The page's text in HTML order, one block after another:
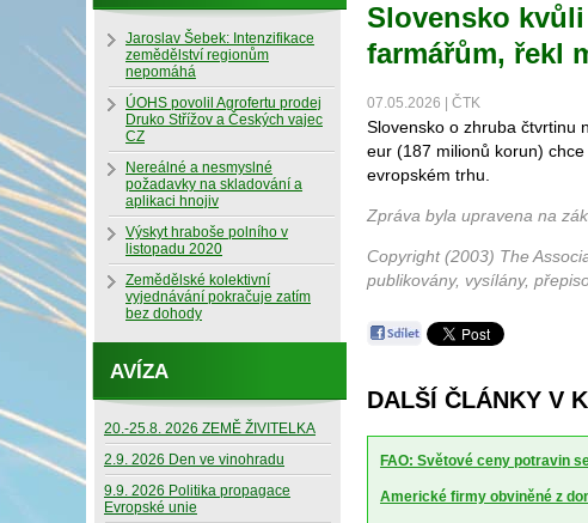
Slovensko
farmářům, řekl
07.05.2026 | ČTK
Slovensko o zhruba čtvrtinu
eur (187 milionů korun)
evropském trhu.
Zpráva byla upravena na
Copyright (2003) The
publikovány, vysílány,
DALŠÍ ČLÁNKY V
FAO: Světové ceny potravin
Americké firmy obviněné z
Jaroslav Šebek: Intenzifikace
zemědělství regionům
nepomáhá
ÚOHS povolil Agrofertu prodej
Druko Střížov a Českých vajec
CZ
Nereálné a nesmyslné
požadavky na skladování a
aplikaci hnojiv
Výskyt hraboše polního v
listopadu 2020
Zemědělské kolektivní
vyjednávání pokračuje zatím
bez dohody
AVÍZA
20.-25.8. 2026 ZEMĚ ŽIVITELKA
2.9. 2026 Den ve vinohradu
9.9. 2026 Politika propagace
Evropské unie